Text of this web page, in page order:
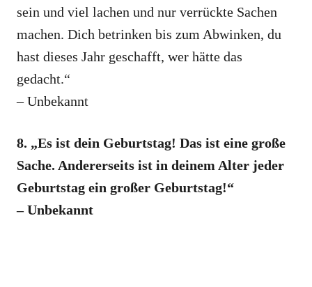
sein und viel lachen und nur verrückte Sachen
machen. Dich betrinken bis zum Abwinken, du
hast dieses Jahr geschafft, wer hätte das
gedacht.“
– Unbekannt
8. „Es ist dein Geburtstag! Das ist eine große
Sache. Andererseits ist in deinem Alter jeder
Geburtstag ein großer Geburtstag!“
– Unbekannt